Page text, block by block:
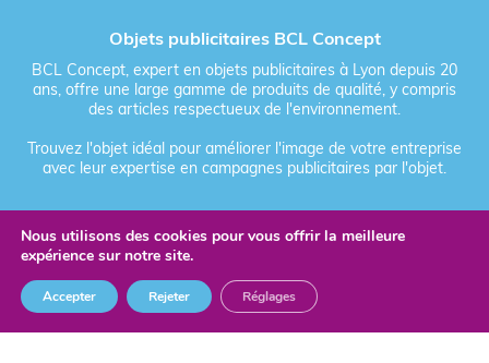
adaptées à chaque segment de votre clientèle et à
chaque budget marketing.
Tableau comparatif des bouteilles
d'eau personnalisables BCL Concept
Objets publicitaires BCL Concept
BCL Concept, expert en objets publicitaires à Lyon depuis 20
ans, offre une large gamme de produits de qualité, y compris
des articles respectueux de l'environnement.
Trouvez l'objet idéal pour améliorer l'image de votre entreprise
avec leur expertise en campagnes publicitaires par l'objet.
© 2026 BCL Concept - Tous droits réservés - Objet Publicitaire
Fièrement forgé par Les Vikings
Nous utilisons des cookies pour vous offrir la meilleure
expérience sur notre site.
Accepter Rejeter Réglages